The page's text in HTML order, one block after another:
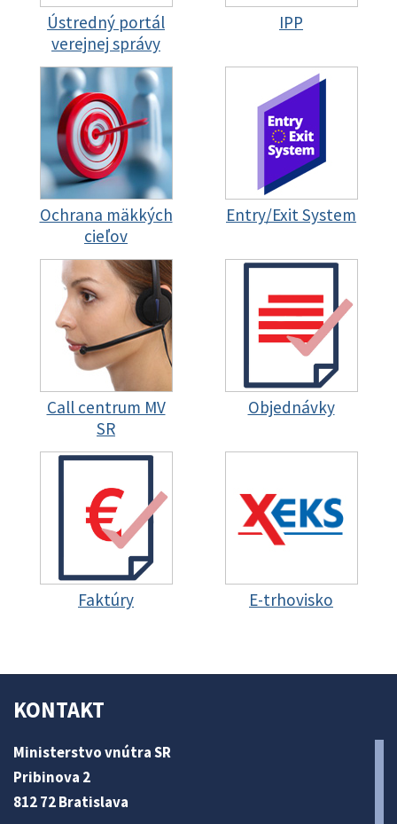
Ústredný portál
verejnej správy
IPP
Ochrana mäkkých
cieľov
Entry/Exit System
Call centrum MV
SR
Objednávky
Faktúry E-trhovisko
KONTAKT
Ministerstvo vnútra SR
Pribinova 2
812 72 Bratislava